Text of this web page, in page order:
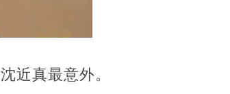
近真最意外。